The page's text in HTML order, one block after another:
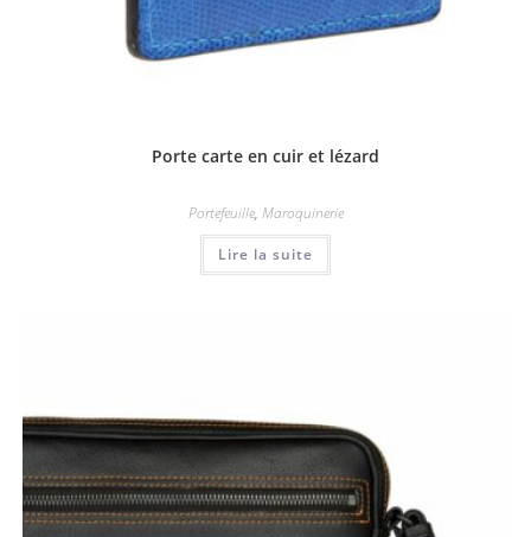
Porte carte en cuir et lézard
Portefeuille, Maroquinerie
Lire la suite